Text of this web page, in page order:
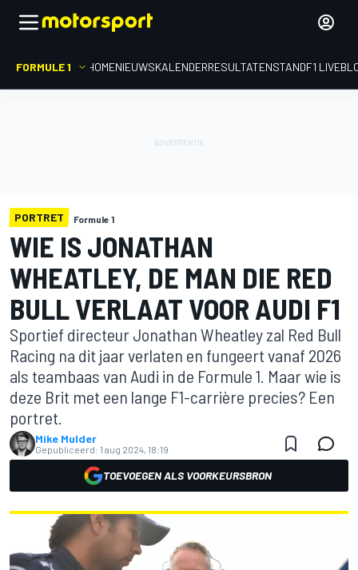
FORMULE 1 HOMENIEUWSKALENDERRESULTATENSTANDF1
PORTRET Formule 1
WIE IS JONATHAN
WHEATLEY, DE MAN DIE RED
BULL VERLAAT VOOR AUDI F1
Sportief directeur Jonathan Wheatley zal Red Bull
Racing na dit jaar verlaten en fungeert vanaf 2026
als teambaas van Audi in de Formule 1. Maar wie is
deze Brit met een lange F1-carrière precies? Een
portret.
Mike Mulder
Gepubliceerd: 1 aug 2024, 18:19
TOEVOEGEN ALS VOORKEURSBRON